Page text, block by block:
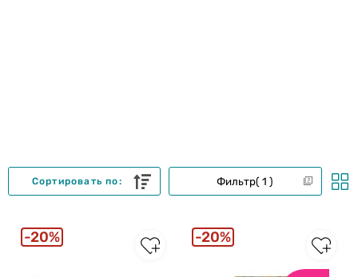
Фильтр 1
Сортировать по:
20% 20%